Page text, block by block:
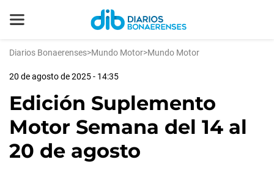
Diarios Bonaerenses>Mundo Motor>Mundo Motor
20 de agosto de 2025 - 14:35
Edición Suplemento
Motor Semana del 14 al
20 de agosto